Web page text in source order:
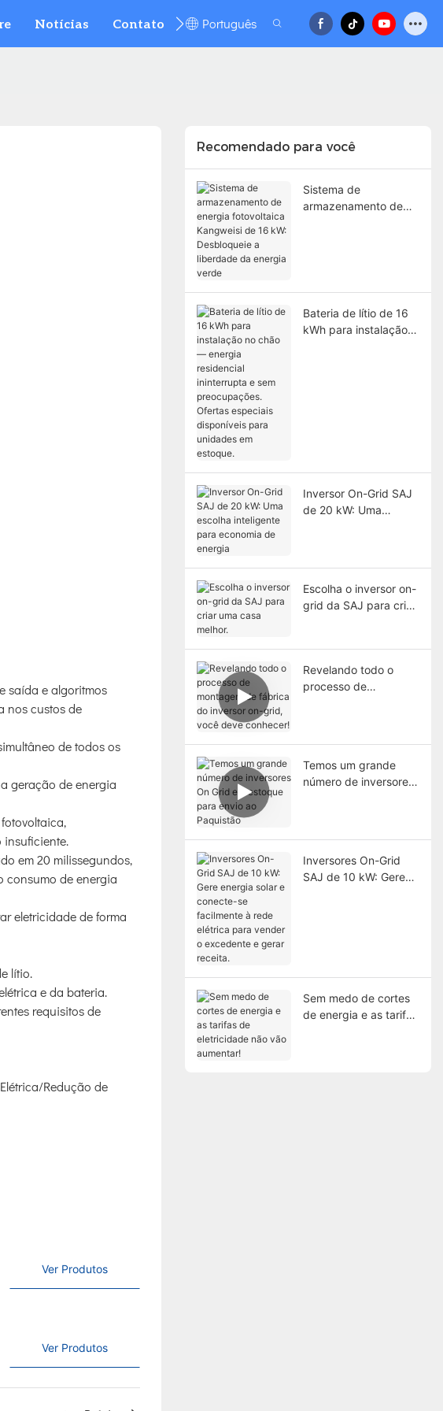
Notícias Contato FAQPortuguês
saída e algoritmos
nos custos de
de todos os
geração de energia
insuficiente.
em 20 milissegundos,
consumo de energia
eletricidade de forma
lítio.
e da bateria.
requisitos de
Redução de
Ver Produtos
Ver Produtos
Recomendado para você
Sistema de
armazenamento de
Bateria de lítio de 16
kWh para instalação
Inversor On-Grid SAJ
de 20 kW: Uma
Escolha o inversor on-
grid da SAJ para criar
Revelando todo o
processo de
Temos um grande
número de inversores
Inversores On-Grid
SAJ de 10 kW: Gere
Sem medo de cortes
de energia e as tarifas